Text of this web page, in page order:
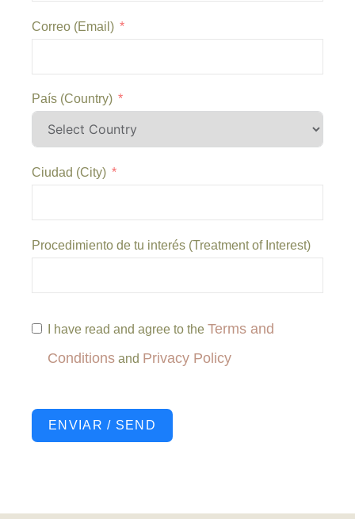
Correo (Email)
País (Country)
Ciudad (City)
Procedimiento de tu interés (Treatment of Interest)
I have read and agree to the Terms and
Conditions and Privacy Policy
ENVIAR / SEND